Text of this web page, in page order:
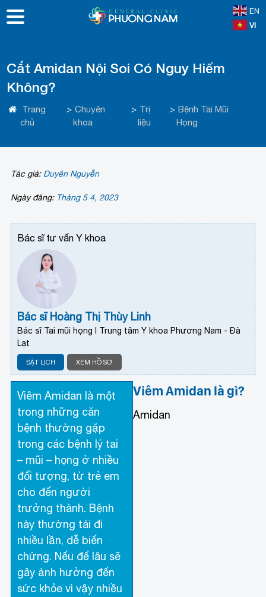
EN
VI
Cắt Amidan Nội Soi Có Nguy Hiểm
Không?
Trang
chủ
> Chuyên
khoa
> Trị
liệu
> Bệnh Tai Mũi
Họng
Tác giả: Duyên Nguyễn
Ngày đăng: Tháng 5 4, 2023
Bác sĩ tư vấn Y khoa
Bác sĩ Hoàng Thị Thùy Linh
Bác sĩ Tai mũi họng I Trung tâm Y khoa Phương Nam - Đà
Lạt
ĐẶT LỊCH XEM HỒ SƠ
Viêm Amidan là một
trong những căn
bệnh thường gặp
trong các bệnh lý tai
– mũi – họng ở nhiều
đối tượng, từ trẻ em
cho đến người
trưởng thành. Bệnh
này thường tái đi
nhiều lần, dễ biến
chứng. Nếu để lâu sẽ
gây ảnh hưởng đến
sức khỏe vì vậy nhiều
Viêm Amidan là gì?
Amidan